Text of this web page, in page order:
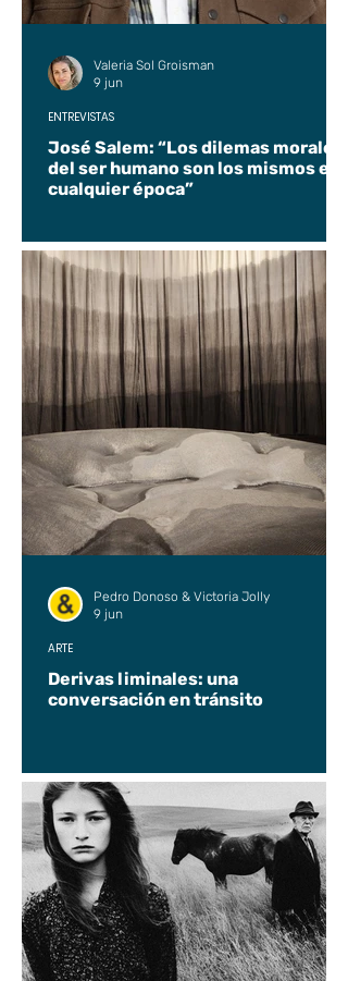
José Salem: “Los dilemas morales
del ser humano son los mismos en
cualquier época”
ENTREVISTAS
Valeria Sol Groisman
9 jun
Derivas liminales: una
conversación en tránsito
ARTE
Pedro Donoso & Victoria Jolly
9 jun